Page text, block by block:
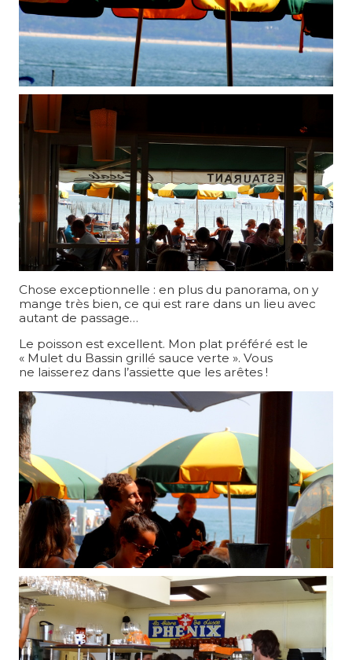
Chose exceptionnelle : en plus du panorama, on y
mange très bien, ce qui est rare dans un lieu avec
autant de passage…
Le poisson est excellent. Mon plat préféré est le
« Mulet du Bassin grillé sauce verte ». Vous
ne laisserez dans l’assiette que les arêtes !